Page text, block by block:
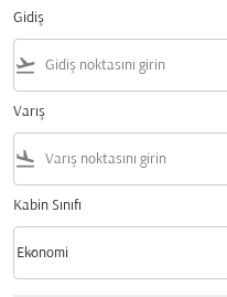
Gidiş
flight_takeoff
Varış
flight_land
Kabin Sınıfı
Kabin Sınıfı option Ekonomi Selected
Ekonomi
keyboard_arrow_down